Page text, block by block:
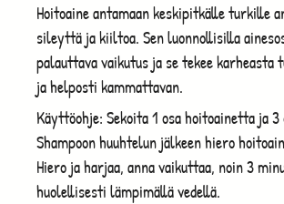
Hoitoaine antamaan keskipitkälle turkille
sileyttä ja kiiltoa. Sen luonnollisilla
palauttava vaikutus ja se tekee karheasta
ja helposti kammattavan.
Käyttöohje: Sekoita 1 osa hoitoainetta ja 3
Shampoon huuhtelun jälkeen hiero
Hiero ja harjaa, anna vaikuttaa, noin 3
huolellisesti lämpimällä vedellä.